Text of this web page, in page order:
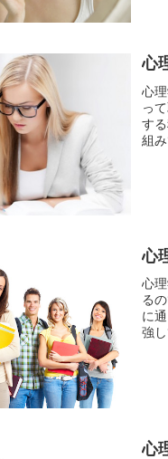
心
心
っ
す
組
心
心
る
に
強
心